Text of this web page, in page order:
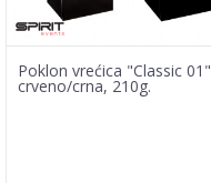
Poklon vrećica "Classic 01"
crveno/crna, 210g.